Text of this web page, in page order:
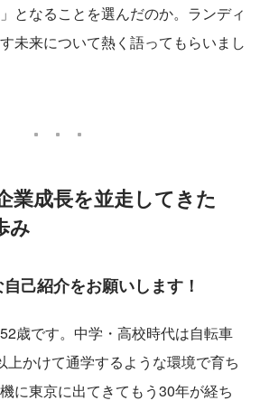
となることを選んだのか。ランディ
未来について熱く語ってもらいまし
業成長を並走してきた
み
己紹介をお願いします！
歳です。中学・高校時代は自転車
上かけて通学するような環境で育ち
に東京に出てきてもう30年が経ち